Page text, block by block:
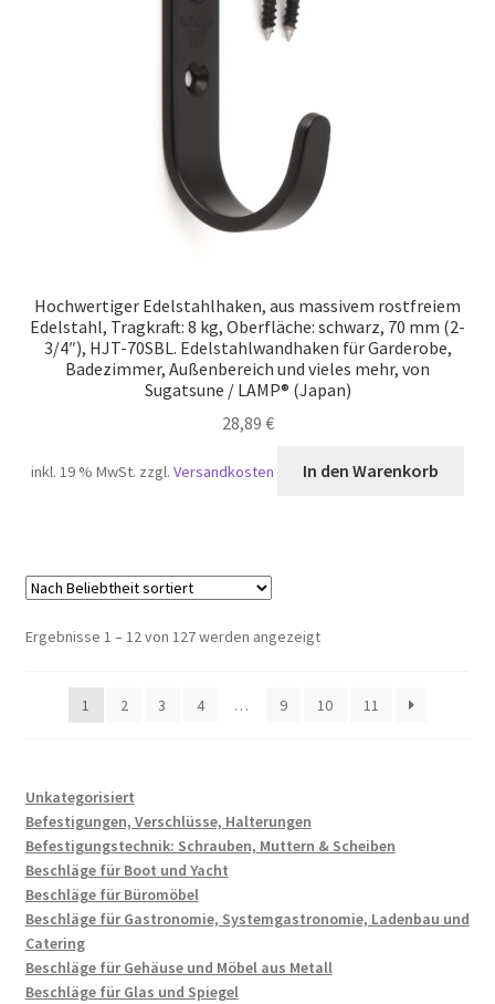
Hochwertiger Edelstahlhaken, aus massivem rostfreiem
Edelstahl, Tragkraft: 8 kg, Oberfläche: schwarz, 70 mm (2-
3/4″), HJT-70SBL. Edelstahlwandhaken für Garderobe,
Badezimmer, Außenbereich und vieles mehr, von
Sugatsune / LAMP® (Japan)
28,89 €
inkl. 19 % MwSt. zzgl.Versandkosten In den Warenkorb
Ergebnisse 1 – 12 von 127 werden angezeigtNach
1
2 3 4 … 9 10 11
Unkategorisiert
Befestigungen, Verschlüsse, Halterungen
Befestigungstechnik: Schrauben, Muttern & Scheiben
Beschläge für Boot und Yacht
Beschläge für Büromöbel
Beschläge für Gastronomie, Systemgastronomie, Ladenbau und
Catering
Beschläge für Gehäuse und Möbel aus Metall
Beschläge für Glas und Spiegel